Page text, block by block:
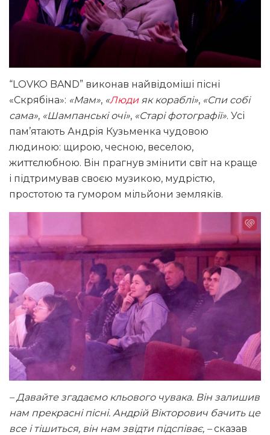
“LOVKO BAND” виконав найвідоміші пісні
«Скрябіна»: «Мам», «Людияк кораблі», «Спи собі
сама», «Шампанські очі», «Старі фотографії». Усі
пам’ятають Андрія Кузьменка чудовою
людиною: щирою, чесною, веселою,
життєлюбною. Він прагнув змінити світ на краще
і підтримував своєю музикою, мудрістю,
простотою та гумором мільйони земляків.
– Давайте згадаємо кльового чувака. Він залишив
нам прекрасні пісні. Андрій Вікторович бачить це
все і тішиться, він нам звідти підспіває, –сказав